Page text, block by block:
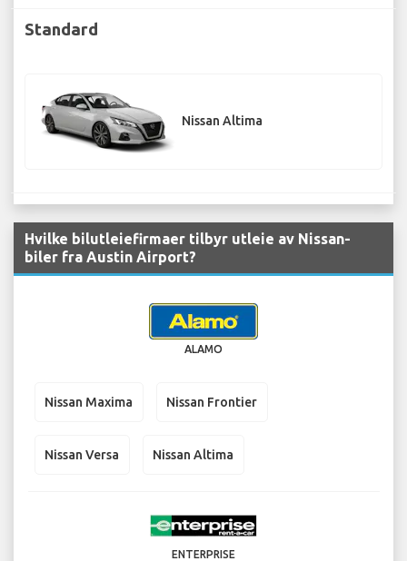
Standard
Nissan Altima
Hvilke bilutleiefirmaer tilbyr utleie av Nissan-
biler fra Austin Airport?
ALAMO
Nissan Maxima Nissan Frontier
Nissan Versa Nissan Altima
ENTERPRISE